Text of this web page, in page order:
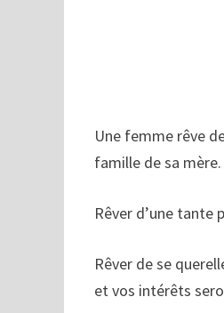
Une femme rêve
famille de sa mère.
Rêver d’une tante
Rêver de se
et vos intérêts